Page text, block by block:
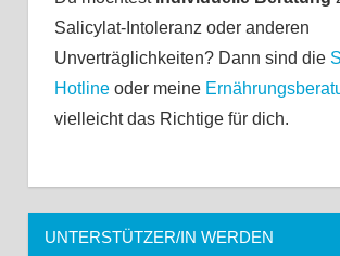
Salicylat-Intoleranz oder anderen
Unverträglichkeiten? Dann sind die
Hotlineoder meine
vielleicht das Richtige für dich.
UNTERSTÜTZER/IN WERDEN